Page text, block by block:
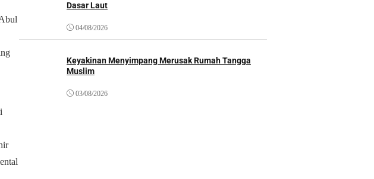
Dasar Laut
04/08/2026
Keyakinan Menyimpang Merusak Rumah Tangga
Muslim
03/08/2026